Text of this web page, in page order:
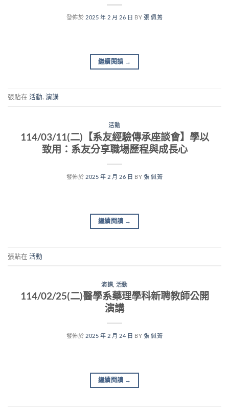
發佈於 2025 年 2 月 26 日 BY 張 佩菁
繼續閱讀 →
張貼在 活動, 演講
活動
114/03/11(二)【系友經驗傳承座談會】學以
致用：系友分享職場歷程與成長心
發佈於 2025 年 2 月 26 日 BY 張 佩菁
繼續閱讀 →
張貼在 活動
演講 活動
114/02/25(二)醫學系藥理學科新聘教師公開
演講
發佈於 2025 年 2 月 24 日 BY 張 佩菁
繼續閱讀 →